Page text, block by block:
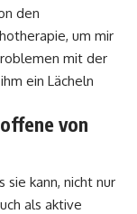
den
um mir
mit der
ein Lächeln
von
kann, nicht nur
als aktive